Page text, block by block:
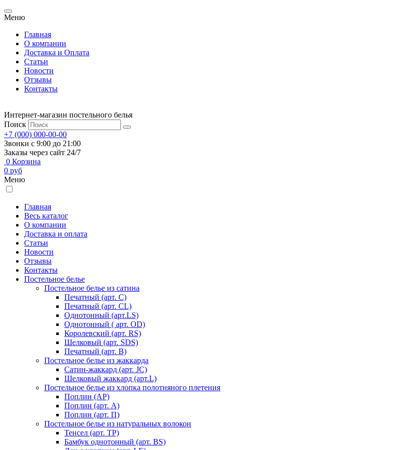
Меню
Главная
О компании
Доставка и Оплата
Статьи
Новости
Отзывы
Контакты
Интернет-магазин постельного белья
Поиск
+7 (000) 000-00-00
Звонки с 9:00 до 21:00
Заказы через сайт 24/7
0 Корзина
0 руб
Меню
Главная
Весь каталог
О компании
Доставка и оплата
Статьи
Новости
Отзывы
Контакты
Постельное белье
Постельное белье из сатина
Печатный (арт. С)
Печатный (арт. СL)
Однотонный (арт.LS)
Однотонный ( арт. OD)
Королевский (арт. RS)
Шелковый (арт. SDS)
Печатный (арт. В)
Постельное белье из жаккарда
Сатин-жаккард (арт. JC)
Шелковый жаккард (арт.L)
Постельное белье из хлопка полотняного плетения
Поплин (AP)
Поплин (арт. А)
Поплин (арт. П)
Постельное белье из натуральных волокон
Тенсел (арт. ТР)
Бамбук однотонный (арт. BS)